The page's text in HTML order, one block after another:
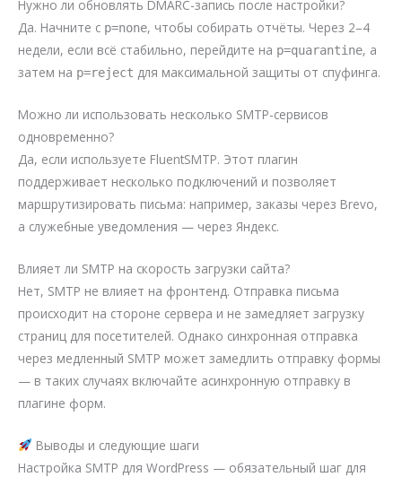
Нужно ли обновлять DMARC-запись после настройки?
Да. Начните с p=none, чтобы собирать отчёты. Через 2–4
недели, если всё стабильно, перейдите на p=quarantine, а
затем на p=reject для максимальной защиты от спуфинга.
Можно ли использовать несколько SMTP-сервисов
одновременно?
Да, если используете FluentSMTP. Этот плагин
поддерживает несколько подключений и позволяет
маршрутизировать письма: например, заказы через Brevo,
а служебные уведомления — через Яндекс.
Влияет ли SMTP на скорость загрузки сайта?
Нет, SMTP не влияет на фронтенд. Отправка письма
происходит на стороне сервера и не замедляет загрузку
страниц для посетителей. Однако синхронная отправка
через медленный SMTP может замедлить отправку формы
— в таких случаях включайте асинхронную отправку в
плагине форм.
Выводы и следующие шаги
Настройка SMTP для WordPress — обязательный шаг для